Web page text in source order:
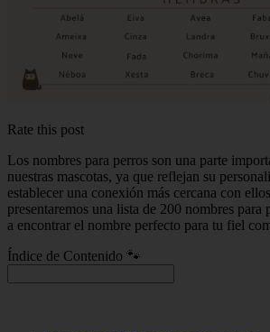
Rate this post
Los nombres para perros son una parte
nuestras mascotas, ya que reflejan su
establecer una conexión más cercana con
presentaremos una lista de 200 nombres para
a encontrar el nombre perfecto para tu fiel
Índice de Contenido 🐾